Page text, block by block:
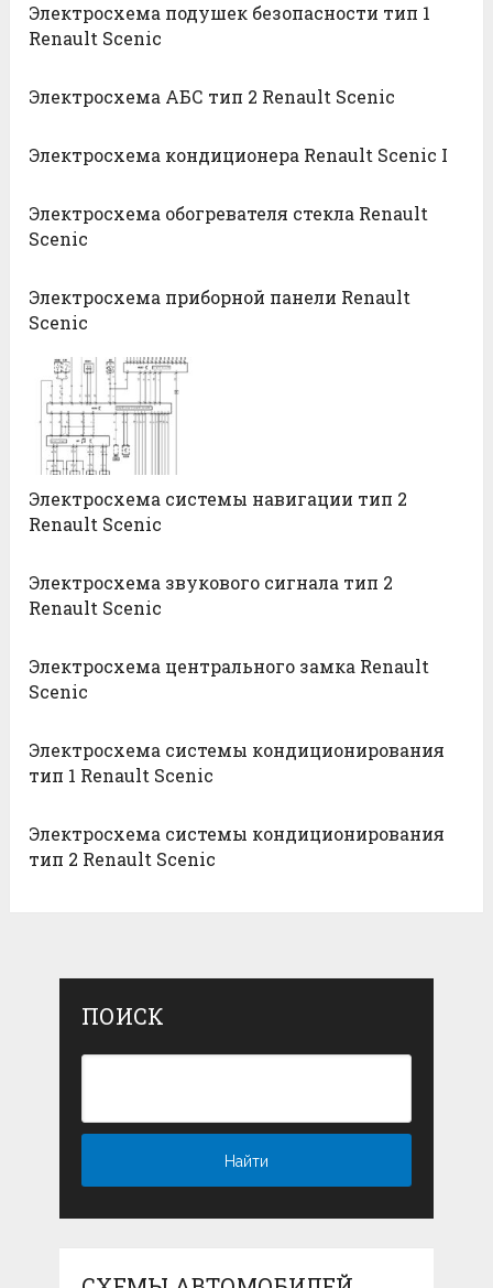
Электросхема подушек безопасности тип 1
Renault Scenic
Электросхема АБС тип 2 Renault Scenic
Электросхема кондиционера Renault Scenic I
Электросхема обогревателя стекла Renault
Scenic
Электросхема приборной панели Renault
Scenic
Электросхема системы навигации тип 2
Renault Scenic
Электросхема звукового сигнала тип 2
Renault Scenic
Электросхема центрального замка Renault
Scenic
Электросхема системы кондиционирования
тип 1 Renault Scenic
Электросхема системы кондиционирования
тип 2 Renault Scenic
ПОИСК